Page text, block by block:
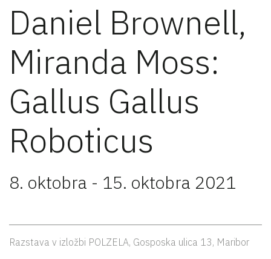
Daniel Brownell,
Miranda Moss:
Gallus Gallus
Roboticus
8. oktobra - 15. oktobra 2021
Razstava v izložbi POLZELA, Gosposka ulica 13, Maribor